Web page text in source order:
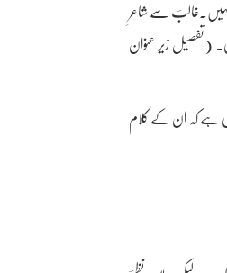
نہیں۔غالبؔ سے شاعرِ
(تفصیل زیرِ عنوان
ہے کہ ان کے کلام